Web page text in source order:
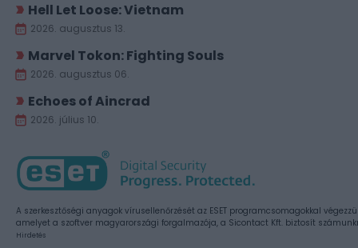
Hell Let Loose: Vietnam
2026. augusztus 13.
Marvel Tokon: Fighting Souls
2026. augusztus 06.
Echoes of Aincrad
2026. július 10.
A szerkesztőségi anyagok vírusellenőrzését az ESET programcsomagokkal
amelyet a szoftver magyarországi forgalmazója, a Sicontact Kft. biztosít
Hirdetés